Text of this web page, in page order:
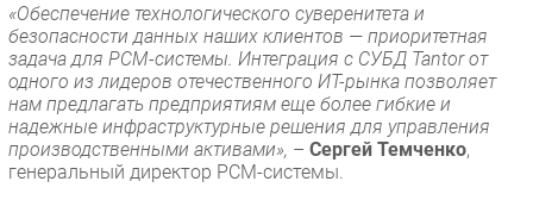
«Обеспечение технологического суверенитета и
безопасности данных наших клиентов — приоритетная
задача для РСМ-системы. Интеграция с СУБД Tantor от
одного из лидеров отечественного ИТ-рынка позволяет
нам предлагать предприятиям еще более гибкие и
надежные инфраструктурные решения для управления
производственными активами», – Сергей Темченко,
генеральный директор РСМ-системы.